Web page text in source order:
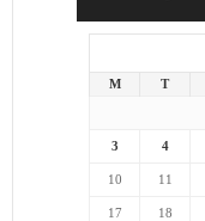
M T
3 4
10 11
17 18